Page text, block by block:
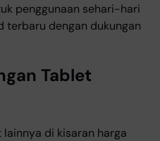
penggunaan sehari-hari
terbaru dengan dukungan
Tablet
di kisaran harga